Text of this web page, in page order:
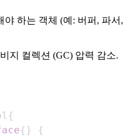
야 하는 객체 (예: 버퍼, 파서,
지 컬렉션 (GC) 압력 감소.
{
{ }
{